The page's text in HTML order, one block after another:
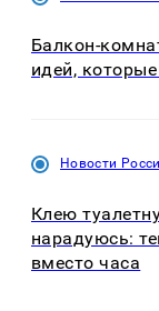
Балкон-
идей,
Новости
Клею
нарадуюсь:
вместо часа